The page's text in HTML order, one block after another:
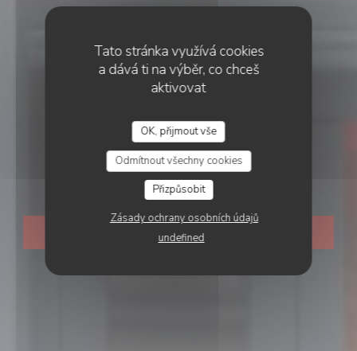
Tato stránka využívá cookies
a dává ti na výběr, co chceš
aktivovat
OK, přijmout vše
Odmítnout všechny cookies
Přizpůsobit
Zásady ochrany osobních údajů
undefined
Nous 4 | Restaurant
bistronomique
REZERVOVAT STŮL